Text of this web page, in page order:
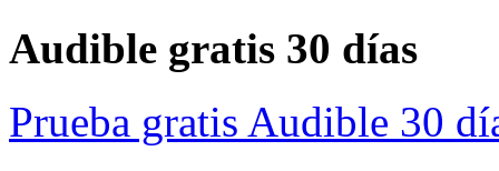
Audible gratis 30 días
Prueba gratis Audible 30